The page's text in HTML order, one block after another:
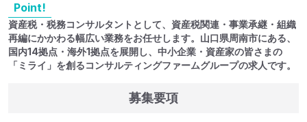
Point!
資産税・税務コンサルタントとして、資産税関連・事業承継・組織
再編にかかわる幅広い業務をお任せします。山口県周南市にある、
国内14拠点・海外1拠点を展開し、中小企業・資産家の皆さまの
「ミライ」を創るコンサルティングファームグループの求人です。
募集要項